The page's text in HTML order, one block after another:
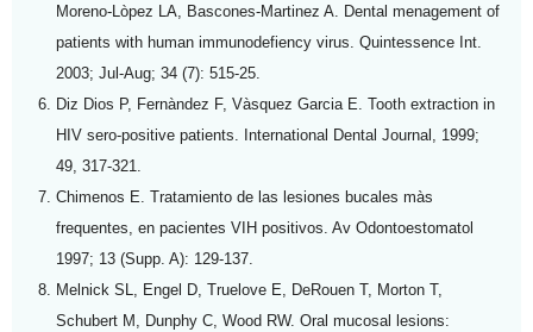
Moreno-Lòpez LA, Bascones-Martinez A. Dental menagement of
patients with human immunodefiency virus. Quintessence Int.
2003; Jul-Aug; 34 (7): 515-25.
Diz Dios P, Fernàndez F, Vàsquez Garcia E. Tooth extraction in
HIV sero-positive patients. International Dental Journal, 1999;
49, 317-321.
Chimenos E. Tratamiento de las lesiones bucales màs
frequentes, en pacientes VIH positivos. Av Odontoestomatol
1997; 13 (Supp. A): 129-137.
Melnick SL, Engel D, Truelove E, DeRouen T, Morton T,
Schubert M, Dunphy C, Wood RW. Oral mucosal lesions: